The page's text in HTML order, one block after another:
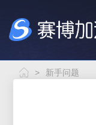
> 新手问题